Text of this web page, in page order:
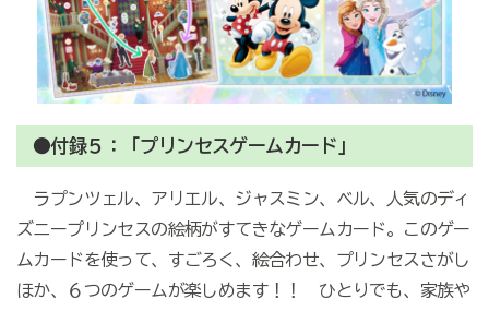
●付録５：「プリンセスゲームカード」
ラプンツェル、アリエル、ジャスミン、ベル、人気のディ
ズニープリンセスの絵柄がすてきなゲームカード。このゲー
ムカードを使って、すごろく、絵合わせ、プリンセスさがし
ほか、６つのゲームが楽しめます！！ ひとりでも、家族や